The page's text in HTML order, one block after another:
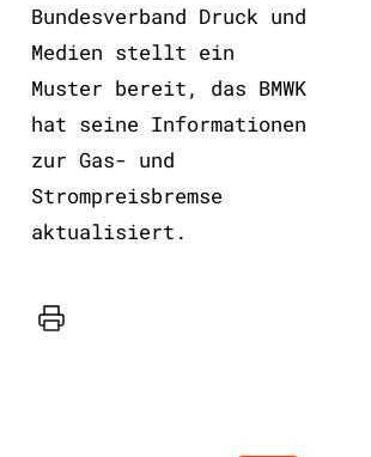
Bundesverband Druck und
Medien stellt ein
Muster bereit, das BMWK
hat seine Informationen
zur Gas- und
Strompreisbremse
aktualisiert.
Drucker